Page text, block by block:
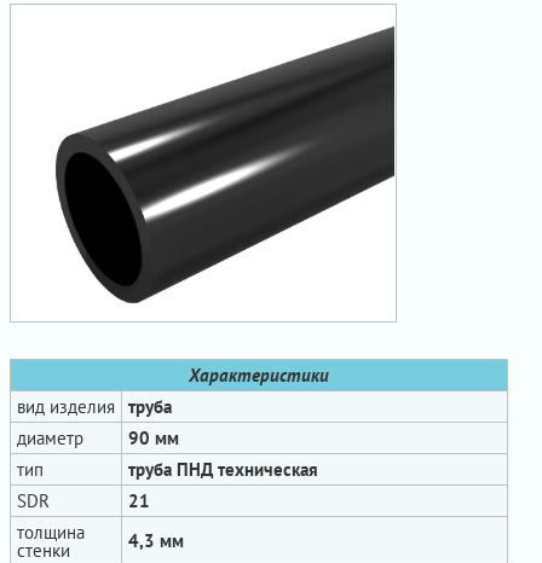
Характеристики
вид изделия
труба
диаметр
90 мм
тип
труба ПНД техническая
SDR
21
толщина
стенки
4,3 мм